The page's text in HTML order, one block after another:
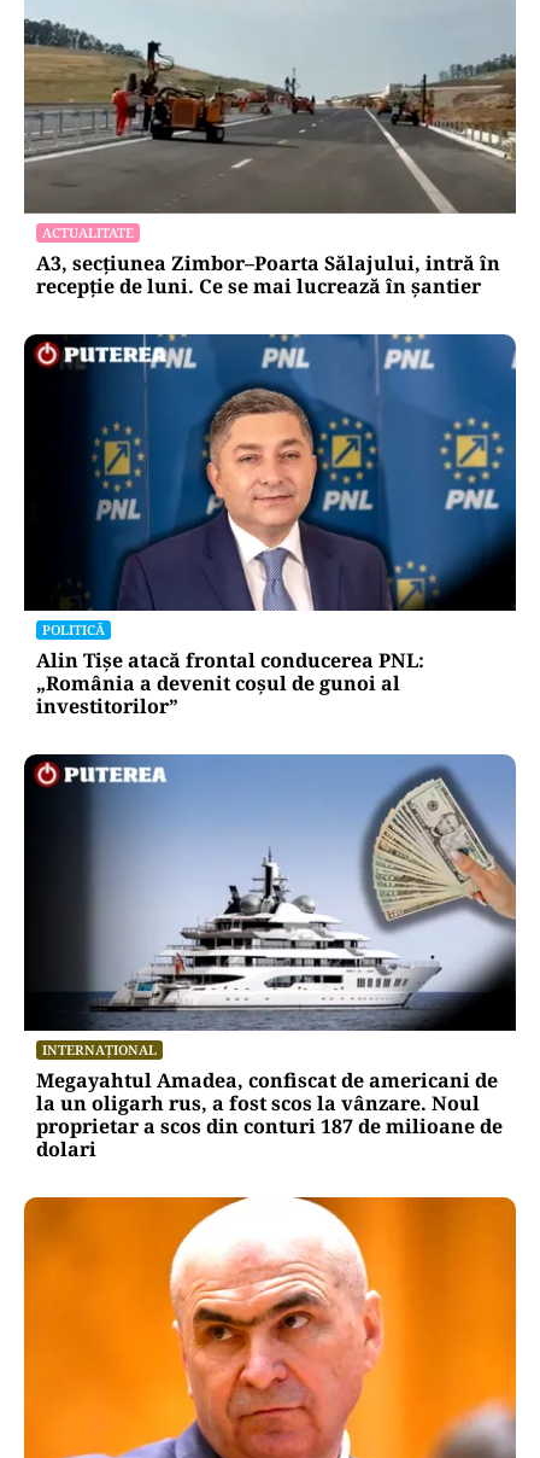
ACTUALITATE
A3, secțiunea Zimbor–Poarta Sălajului, intră în
recepție de luni. Ce se mai lucrează în șantier
POLITICĂ
Alin Tișe atacă frontal conducerea PNL:
„România a devenit coșul de gunoi al
investitorilor”
INTERNAȚIONAL
Megayahtul Amadea, confiscat de americani de
la un oligarh rus, a fost scos la vânzare. Noul
proprietar a scos din conturi 187 de milioane de
dolari